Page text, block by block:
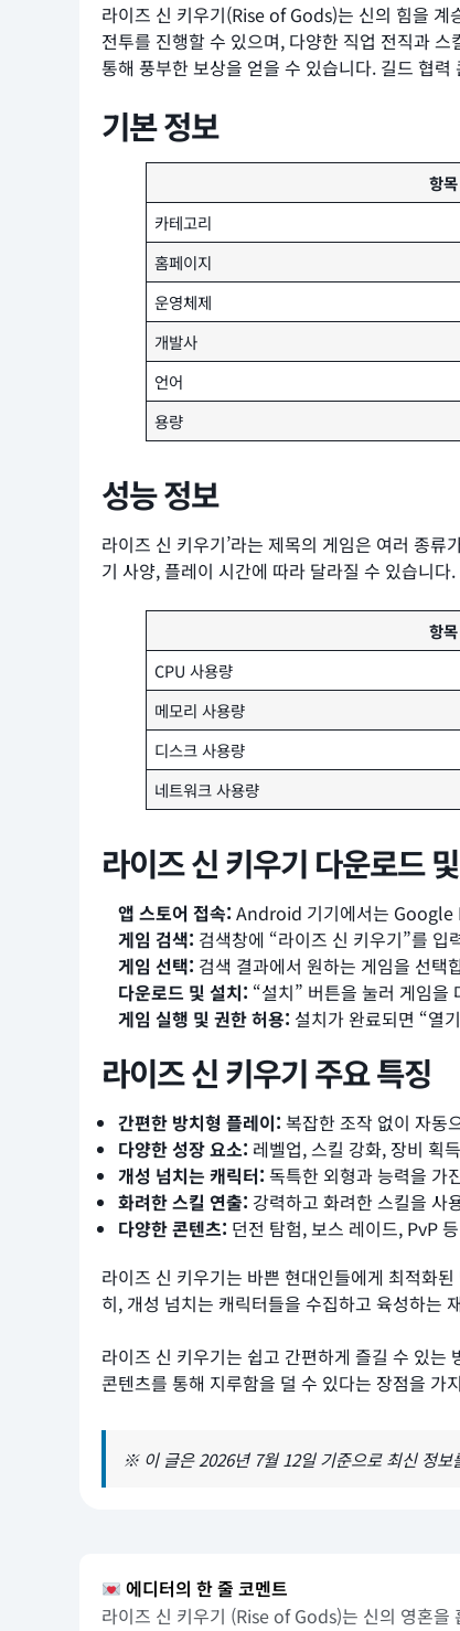
라이즈 신 키우기(Rise of Gods)는 신의 힘을 계
전투를 진행할 수 있으며, 다양한 직업 전직과
통해 풍부한 보상을 얻을 수 있습니다. 길드 협
기본 정보
항목
카테고리
홈페이지
운영체제
개발사
언어
용량
성능 정보
라이즈 신 키우기’라는 제목의 게임은 여러 종
기 사양, 플레이 시간에 따라 달라질 수 있습니다.
항목
CPU 사용량
메모리 사용량
디스크 사용량
네트워크 사용량
라이즈 신 키우기 다운로드
앱 스토어 접속: Android 기기에서는 Google
게임 검색: 검색창에 “라이즈 신 키우기”를 입
게임 선택: 검색 결과에서 원하는 게임을 선택
다운로드 및 설치: “설치” 버튼을 눌러 게임
게임 실행 및 권한 허용: 설치가 완료되면 “열
라이즈 신 키우기 주요 특징
간편한 방치형 플레이: 복잡한 조작 없이 자동
다양한 성장 요소: 레벨업, 스킬 강화, 장비 획
개성 넘치는 캐릭터: 독특한 외형과 능력을 가
화려한 스킬 연출: 강력하고 화려한 스킬을 사
다양한 콘텐츠: 던전 탐험, 보스 레이드, PvP
라이즈 신 키우기는 바쁜 현대인들에게 최적화
히, 개성 넘치는 캐릭터들을 수집하고 육성하는
라이즈 신 키우기는 쉽고 간편하게 즐길 수 있는
콘텐츠를 통해 지루함을 덜 수 있다는 장점을 가
※ 이 글은 2026년 7월 12일 기준으로 최신 정보
에디터의 한 줄 코멘트
라이즈 신 키우기 (Rise of Gods)는 신의 영혼을